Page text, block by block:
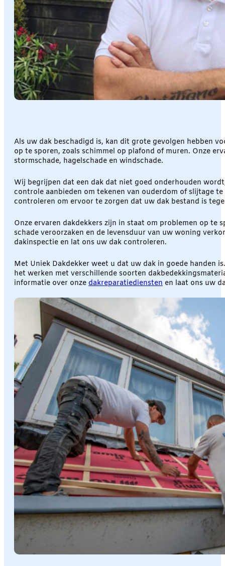
Als uw dak beschadigd is, kan dit grote gevolgen hebben
op te sporen, zoals schimmel op plafond of muren. Onze
stormschade, hagelschade en windschade.
Wij begrijpen dat een dak dat niet goed onderhouden
controle aanbieden om tekenen van ouderdom of slijtage
controleren om ervoor te zorgen dat uw dak bestand is
Onze ervaren dakdekkers zijn in staat om problemen op te
schade veroorzaken en de levensduur van uw woning
dakinspectie en lat ons uw dak controleren.
Met Uniek Dakdekker weet u dat uw dak in goede handen
het werken met verschillende soorten
informatie over onze dakreparatiediensten en laat ons uw